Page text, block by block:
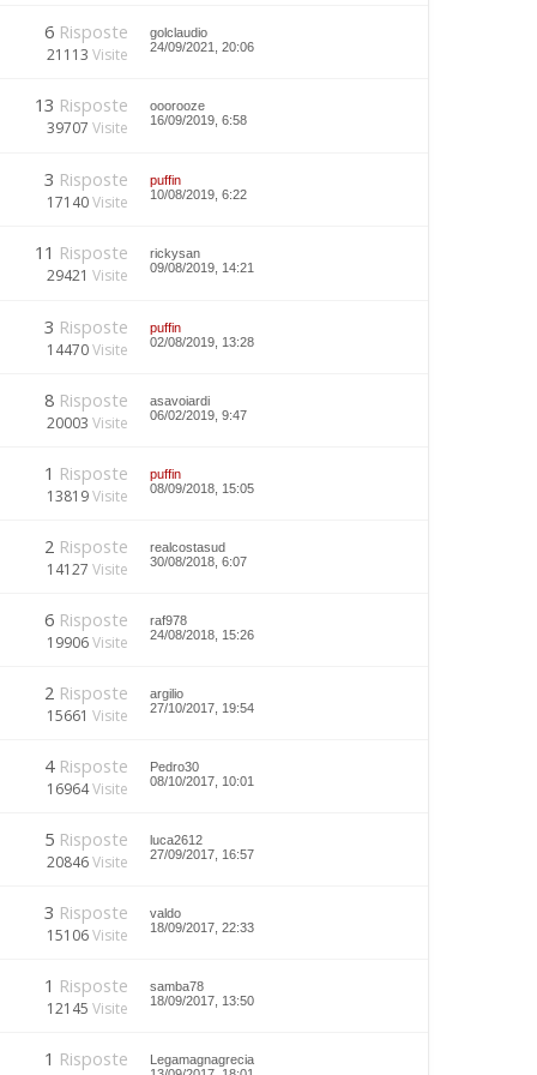
6 Risposte
21113 Visite
golclaudio
24/09/2021, 20:06
13 Risposte
39707 Visite
ooorooze
16/09/2019, 6:58
3 Risposte
17140Visite
puffin
10/08/2019, 6:22
11 Risposte
29421 Visite
rickysan
09/08/2019, 14:21
3 Risposte
14470Visite
puffin
02/08/2019, 13:28
8 Risposte
20003 Visite
asavoiardi
06/02/2019, 9:47
1 Risposte
13819Visite
puffin
08/09/2018, 15:05
2 Risposte
14127 Visite
realcostasud
30/08/2018, 6:07
6 Risposte
19906Visite
raf978
24/08/2018, 15:26
2 Risposte
15661 Visite
argilio
27/10/2017, 19:54
4 Risposte
16964Visite
Pedro30
08/10/2017, 10:01
5 Risposte
20846Visite
luca2612
27/09/2017, 16:57
3 Risposte
15106Visite
valdo
18/09/2017, 22:33
1 Risposte
12145 Visite
samba78
18/09/2017, 13:50
1 Risposte
Legamagnagrecia